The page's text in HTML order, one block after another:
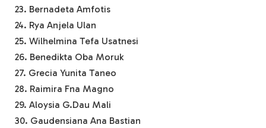
23. Bernadeta Amfotis
24. Rya Anjela Ulan
25. Wilhelmina Tefa Usatnesi
26. Benedikta Oba Moruk
27. Grecia Yunita Taneo
28. Raimira Fna Magno
29. Aloysia G.Dau Mali
30. Gaudensiana Ana Bastian